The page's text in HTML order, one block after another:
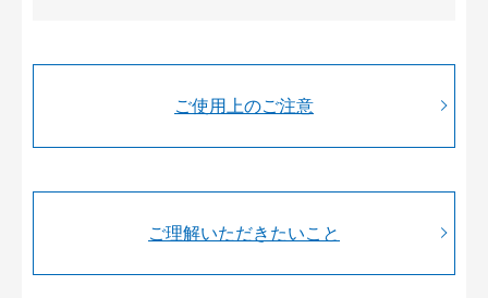
ご使用上のご注意
ご理解いただきたいこと